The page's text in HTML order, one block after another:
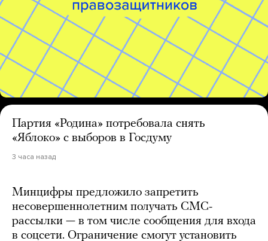
Партия «Родина» потребовала снять
«Яблоко» с выборов в Госдуму
3 часа назад
Минцифры предложило запретить
несовершеннолетним получать СМС-
рассылки — в том числе сообщения для входа
в соцсети. Ограничение смогут установить